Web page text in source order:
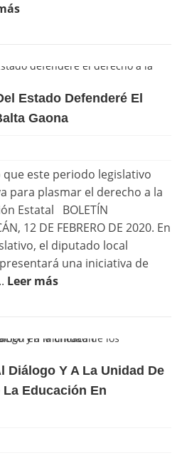
Estado Defenderé El
Gaona
este periodo legislativo
para plasmar el derecho a la
Estatal BOLETÍN
12 DE FEBRERO DE 2020. En
el diputado local
una iniciativa de
Leer más
Diálogo Y A La Unidad De
Educación En